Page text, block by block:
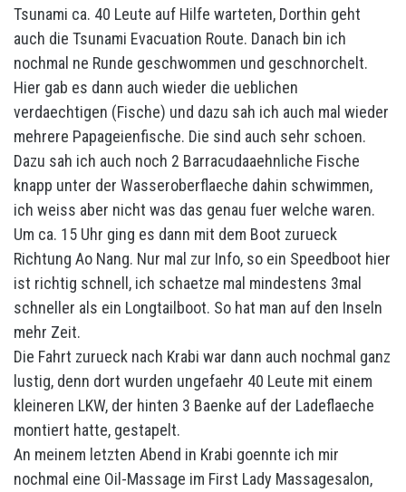
Tsunami ca. 40 Leute auf Hilfe warteten, Dorthin geht
auch die Tsunami Evacuation Route. Danach bin ich
nochmal ne Runde geschwommen und geschnorchelt.
Hier gab es dann auch wieder die ueblichen
verdaechtigen (Fische) und dazu sah ich auch mal wieder
mehrere Papageienfische. Die sind auch sehr schoen.
Dazu sah ich auch noch 2 Barracudaaehnliche Fische
knapp unter der Wasseroberflaeche dahin schwimmen,
ich weiss aber nicht was das genau fuer welche waren.
Um ca. 15 Uhr ging es dann mit dem Boot zurueck
Richtung Ao Nang. Nur mal zur Info, so ein Speedboot hier
ist richtig schnell, ich schaetze mal mindestens 3mal
schneller als ein Longtailboot. So hat man auf den Inseln
mehr Zeit.
Die Fahrt zurueck nach Krabi war dann auch nochmal ganz
lustig, denn dort wurden ungefaehr 40 Leute mit einem
kleineren LKW, der hinten 3 Baenke auf der Ladeflaeche
montiert hatte, gestapelt.
An meinem letzten Abend in Krabi goennte ich mir
nochmal eine Oil-Massage im First Lady Massagesalon,